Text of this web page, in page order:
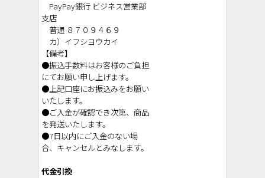
PayPay銀行 ビジネス営業部
支店
普通 ８７０９４６９
カ）イフシヨウカイ
【備考】
●振込手数料はお客様のご負担
にてお願い申し上げます。
●上記口座にお振込みをお願い
いたします。
●ご入金が確認でき次第、商品
を発送いたします。
●7日以内にご入金のない場
合、キャンセルとみなします。
代金引換